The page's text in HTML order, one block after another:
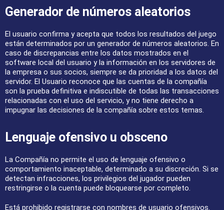
Generador de números aleatorios
El usuario confirma y acepta que todos los resultados del juego
están determinados por un generador de números aleatorios. En
caso de discrepancias entre los datos mostrados en el
software local del usuario y la información en los servidores de
la empresa o sus socios, siempre se da prioridad a los datos del
servidor. El Usuario reconoce que las cuentas de la compañía
son la prueba definitiva e indiscutible de todas las transacciones
relacionadas con el uso del servicio, y no tiene derecho a
impugnar las decisiones de la compañía sobre estos temas.
Lenguaje ofensivo u obsceno
La Compañía no permite el uso de lenguaje ofensivo o
comportamiento inaceptable, determinado a su discreción. Si se
detectan infracciones, los privilegios del jugador pueden
restringirse o la cuenta puede bloquearse por completo.
Está prohibido registrarse con nombres de usuario ofensivos.